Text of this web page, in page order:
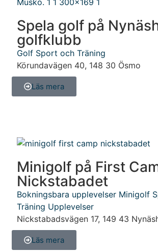
Spela golf på
golfklubb
Golf Sport och Träning
Körundavägen 40, 148 30 Ösmo
Läs mera
Minigolf på First
Nickstabadet
Bokningsbara upplevelser Minigolf
Träning Upplevelser
Nickstabadsvägen 17, 149 43
Läs mera